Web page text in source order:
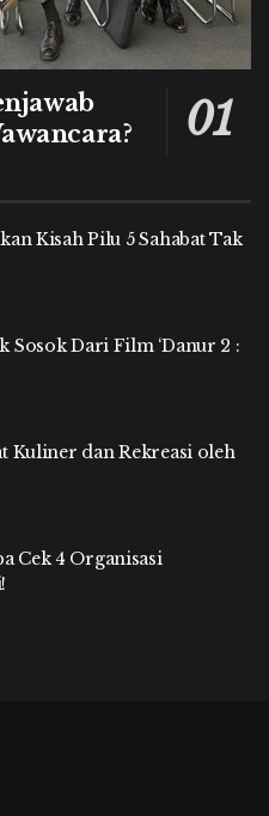
Kisah Pilu 5 Sahabat Tak
Sosok Dari Film ‘Danur 2 :
Kuliner dan Rekreasi oleh
Cek 4 Organisasi